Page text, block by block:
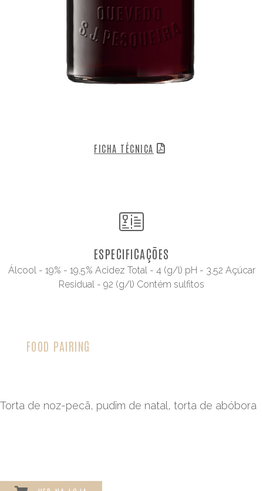
FICHA TÉCNICA
ESPECIFICAÇÕES
Álcool - 19% - 19,5% Acidez Total - 4 (g/l) pH - 3,52 Açúcar
Residual - 92 (g/l) Contém sulfitos
FOOD PAIRING
Torta de noz-pecã, pudim de natal, torta de abóbora